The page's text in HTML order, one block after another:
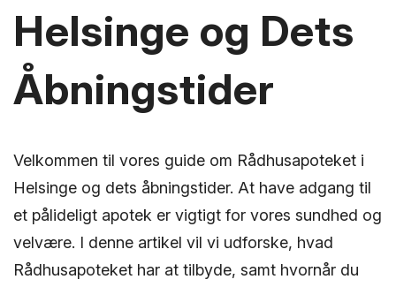
Helsinge og Dets
Åbningstider
Velkommen til vores guide om Rådhusapoteket i
Helsinge og dets åbningstider. At have adgang til
et pålideligt apotek er vigtigt for vores sundhed og
velvære. I denne artikel vil vi udforske, hvad
Rådhusapoteket har at tilbyde, samt hvornår du